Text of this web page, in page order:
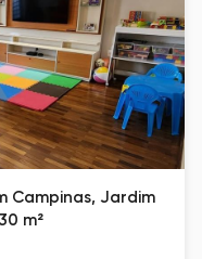
Campinas, Jardim
m²